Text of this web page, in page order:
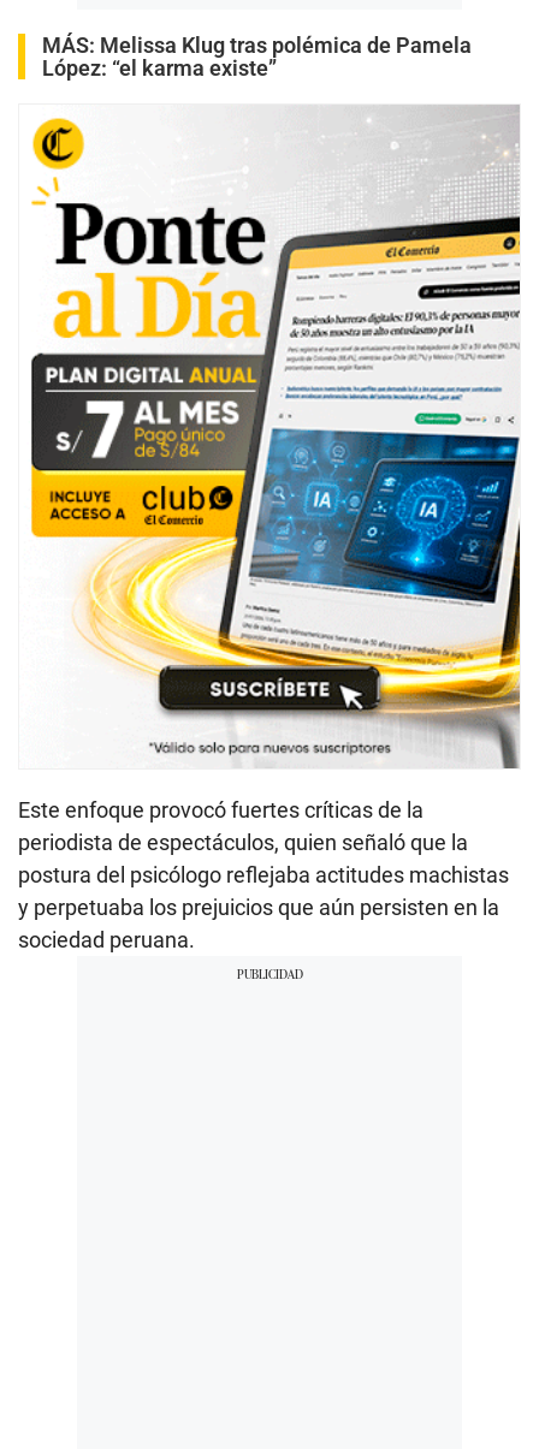
MÁS: Melissa Klug tras polémica de Pamela
López: “el karma existe”
Este enfoque provocó fuertes críticas de la
periodista de espectáculos, quien señaló que la
postura del psicólogo reflejaba actitudes machistas
y perpetuaba los prejuicios que aún persisten en la
sociedad peruana.